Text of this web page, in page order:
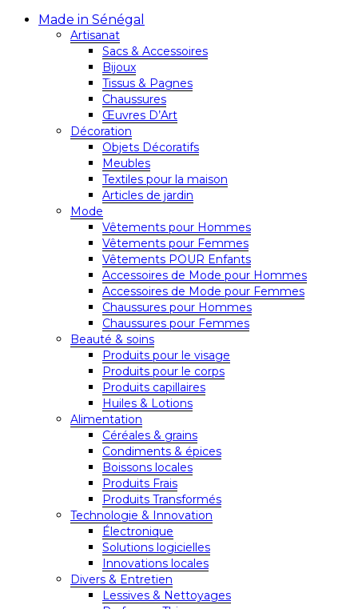
Made in Sénégal
Artisanat
Sacs & Accessoires
Bijoux
Tissus & Pagnes
Chaussures
Œuvres D’Art
Décoration
Objets Décoratifs
Meubles
Textiles pour la maison
Articles de jardin
Mode
Vêtements pour Hommes
Vêtements pour Femmes
Vêtements POUR Enfants
Accessoires de Mode pour Hommes
Accessoires de Mode pour Femmes
Chaussures pour Hommes
Chaussures pour Femmes
Beauté & soins
Produits pour le visage
Produits pour le corps
Produits capillaires
Huiles & Lotions
Alimentation
Céréales & grains
Condiments & épices
Boissons locales
Produits Frais
Produits Transformés
Technologie & Innovation
Électronique
Solutions logicielles
Innovations locales
Divers & Entretien
Lessives & Nettoyages